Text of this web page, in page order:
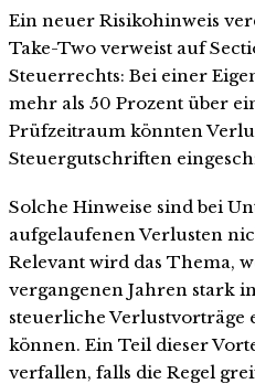
Ein neuer Risikohinweis
Take-Two verweist auf
Steuerrechts: Bei einer
mehr als 50 Prozent über
Prüfzeitraum könnten
Steuergutschriften
Solche Hinweise sind bei
aufgelaufenen Verlusten
Relevant wird das Thema,
vergangenen Jahren stark
steuerliche Verlustvorträge
können. Ein Teil dieser
verfallen, falls die Regel